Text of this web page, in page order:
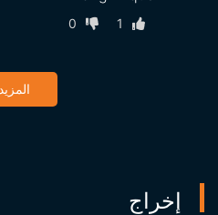
1
0
المزيد
إخراج